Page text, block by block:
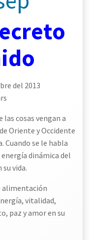
del 2013
las cosas vengan a
Oriente y Occidente
Cuando se le habla
dinámica del
vida.
alimentación
vitalidad,
paz y amor en su